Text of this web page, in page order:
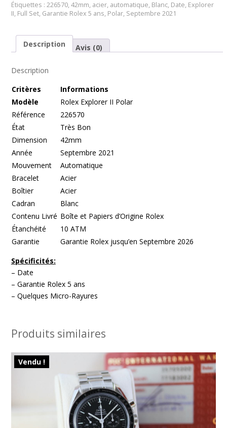
Étiquettes : 226570, 42mm, acier, automatique, Blanc, Date, Explorer
II, Full Set, Garantie Rolex 5 ans, Polar, Septembre 2021
Description Avis (0)
Description
Critères
Informations
Modèle
Rolex Explorer II Polar
Référence
226570
État
Très Bon
Dimension
42mm
Année
Septembre 2021
Mouvement
Automatique
Bracelet
Acier
Boîtier
Acier
Cadran
Blanc
Contenu Livré Boîte et Papiers d’Origine Rolex
Étanchéité
10 ATM
Garantie
Garantie Rolex jusqu’en Septembre 2026
Spécificités:
– Date
– Garantie Rolex 5 ans
– Quelques Micro-Rayures
Produits similaires
Vendu !